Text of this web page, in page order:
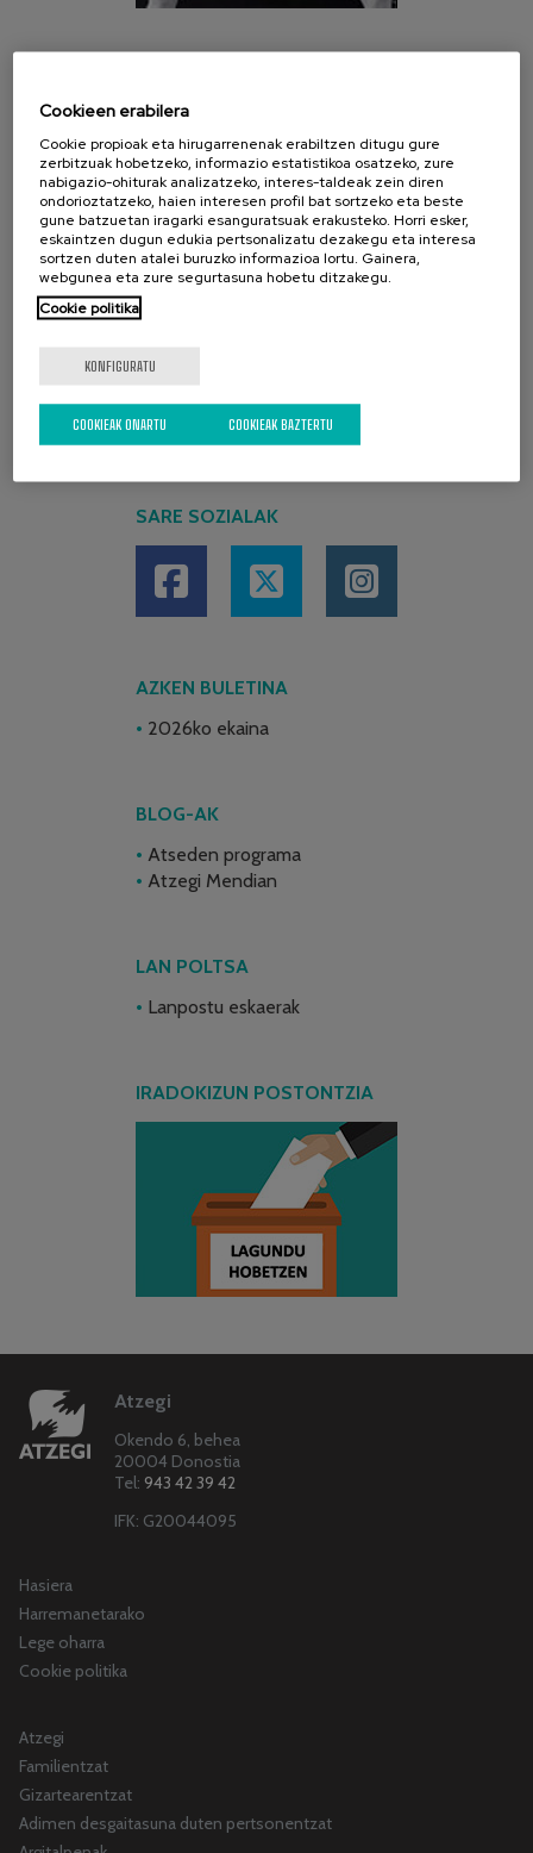
SARE SOZIALAK
AZKEN BULETINA
2026ko ekaina
BLOG-AK
Atseden programa
Atzegi Mendian
LAN POLTSA
Lanpostu eskaerak
IRADOKIZUN POSTONTZIA
Atzegi
Okendo 6, behea
20004 Donostia
Tel: 943 42 39 42
IFK: G20044095
Hasiera
Harremanetarako
Lege oharra
Cookie politika
Atzegi
Familientzat
Gizartearentzat
Adimen desgaitasuna duten pertsonentzat
Cookieen erabilera
Cookie propioak eta hirugarrenenak erabiltzen ditugu gure
zerbitzuak hobetzeko, informazio estatistikoa osatzeko, zure
nabigazio-ohiturak analizatzeko, interes-taldeak zein diren
ondorioztatzeko, haien interesen profil bat sortzeko eta beste
gune batzuetan iragarki esanguratsuak erakusteko. Horri esker,
eskaintzen dugun edukia pertsonalizatu dezakegu eta interesa
sortzen duten atalei buruzko informazioa lortu. Gainera,
webgunea eta zure segurtasuna hobetu ditzakegu.
Cookie politika
KONFIGURATU
COOKIEAK BAZTERTU
COOKIEAK ONARTU